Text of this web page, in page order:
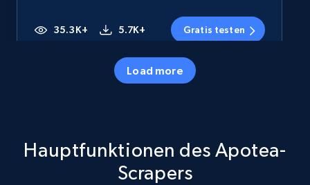
35.3K+ 5.7K+ Gratis testen
price, Currency, Availability, Reviews count, and
Load more
Hauptfunktionen des Apotea-
Scrapers